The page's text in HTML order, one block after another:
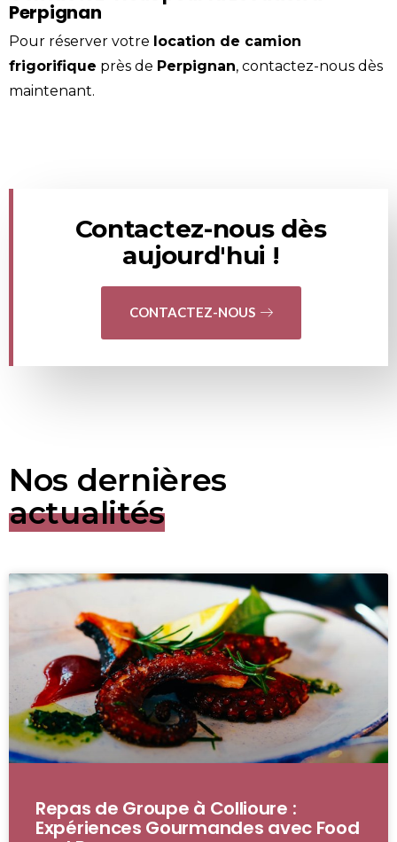
Perpignan
Pour réserver votre location de camion
frigorifique près de Perpignan, contactez-nous dès
maintenant.
Contactez-nous dès
aujourd'hui !
CONTACTEZ-NOUS
Nos dernières
actualités
Repas de Groupe à Collioure :
Expériences Gourmandes avec Food